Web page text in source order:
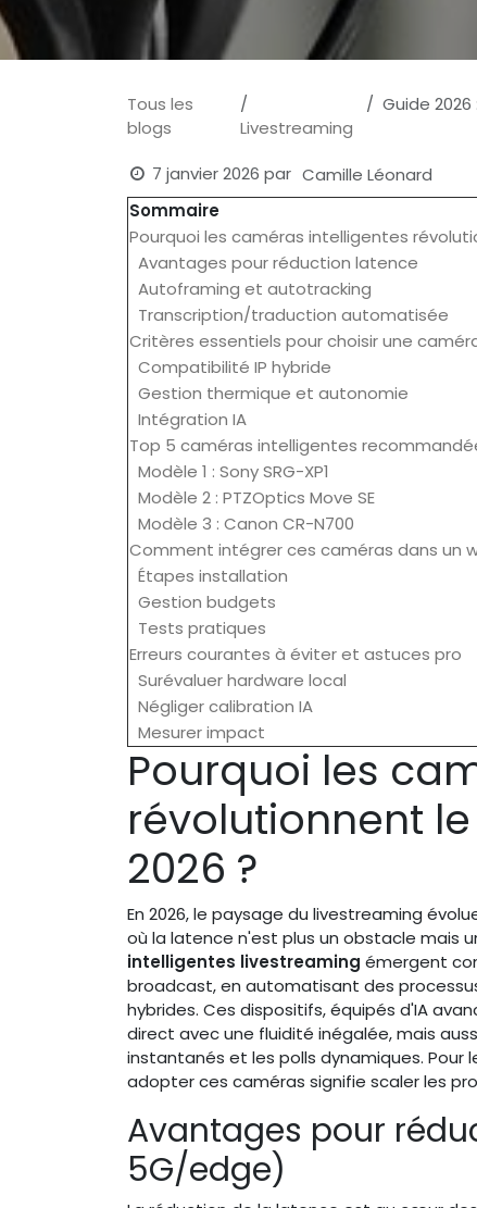
Tous les
blogs
Livestreaming
Guide 2026
7 janvier 2026 par Camille Léonard
Sommaire
Pourquoi les caméras intelligentes
Avantages pour réduction latence
Autoframing et autotracking
Transcription/traduction automatisée
Critères essentiels pour choisir une
Compatibilité IP hybride
Gestion thermique et autonomie
Intégration IA
Top 5 caméras intelligentes
Modèle 1 : Sony SRG-XP1
Modèle 2 : PTZOptics Move SE
Modèle 3 : Canon CR-N700
Comment intégrer ces caméras dans un
Étapes installation
Gestion budgets
Tests pratiques
Erreurs courantes à éviter et astuces pro
Surévaluer hardware local
Négliger calibration IA
Mesurer impact
Pourquoi les
révolutionnent
2026 ?
En 2026, le paysage du livestreaming
où la latence n'est plus un obstacle mais
intelligentes livestreaming émergent
broadcast, en automatisant des
hybrides. Ces dispositifs, équipés d'IA
direct avec une fluidité inégalée, mais
instantanés et les polls dynamiques.
adopter ces caméras signifie scaler les
Avantages pour
5G/edge)